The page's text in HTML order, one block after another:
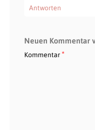
Antworten
Neuen Kommentar
Kommentar*